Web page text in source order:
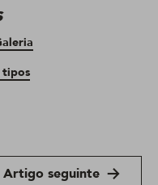
tipos
Artigo seguinte